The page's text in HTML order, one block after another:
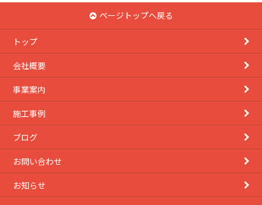
ページトップへ戻る
トップ
会社概要
事業案内
施工事例
ブログ
お問い合わせ
お知らせ